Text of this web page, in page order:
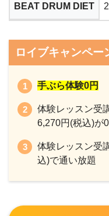
BEAT DRUM DIET
ロイブキャンペー
手ぶら体験0円
体験レッスン受
6,270円(税込)が
体験レッスン受
込)で通い放題